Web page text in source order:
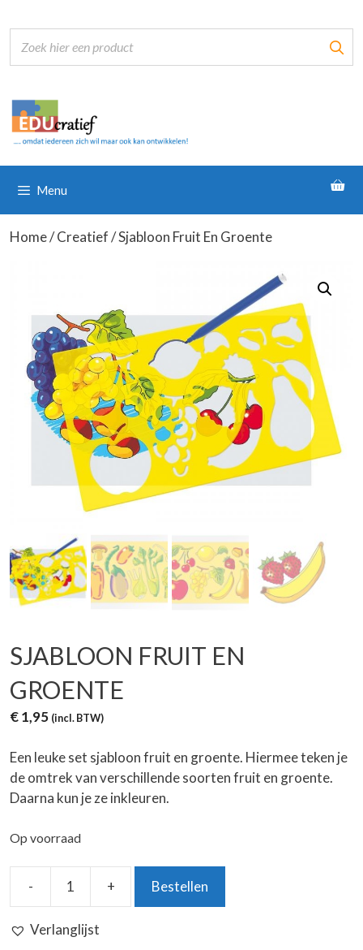
naar
inhoud
Menu
Home/Creatief/ Sjabloon Fruit En Groente
SJABLOON FRUIT EN
GROENTE
€1,95 (incl. BTW)
Een leuke set sjabloon fruit en groente. Hiermee teken je
de omtrek van verschillende soorten fruit en groente.
Daarna kun je ze inkleuren.
Op voorraad
-
Sjabloon
+ Bestellen
Verlanglijst